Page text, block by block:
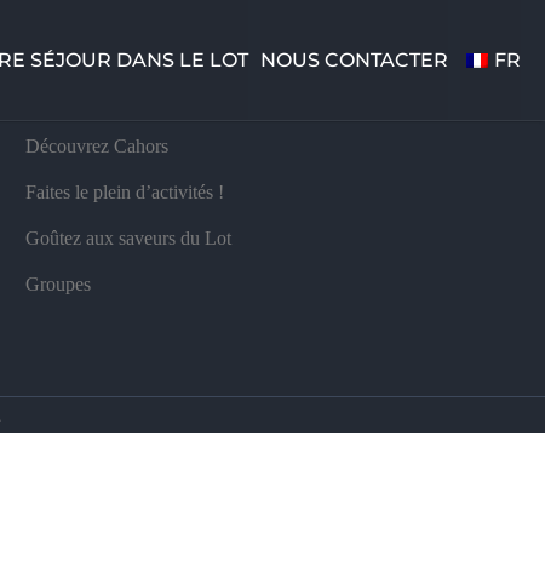
SÉJOUR DANS LE LOT NOUS CONTACTER FR
Découvrez Cahors
Faites le plein d’activités !
Goûtez aux saveurs du Lot
Groupes